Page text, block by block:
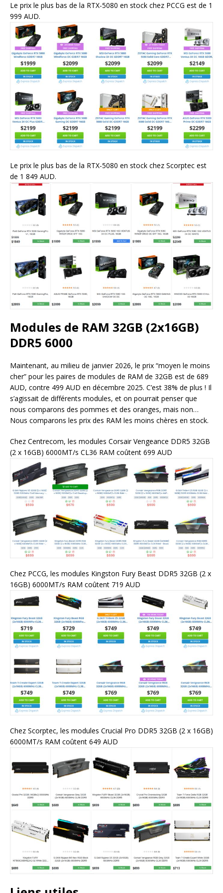
Le prix le plus bas de la RTX-5080 en stock chez PCCG est de 1
999 AUD.
Le prix le plus bas de la RTX-5080 en stock chez Scorptec est
de 1 849 AUD.
Modules de RAM 32GB (2x16GB)
DDR5 6000
Maintenant, au milieu de janvier 2026, le prix “moyen le moins
cher” pour les paires de modules de RAM de 32GB est de 689
AUD, contre 499 AUD en décembre 2025. C’est 38% de plus ! Il
s’agissait de différents modules, et on pourrait penser que
nous comparons des pommes et des oranges, mais non…
Nous comparons les prix des RAM les moins chères en stock.
Chez Centrecom, les modules Corsair Vengeance DDR5 32GB
(2 x 16GB) 6000MT/s CL36 RAM coûtent 699 AUD
Chez PCCG, les modules Kingston Fury Beast DDR5 32GB (2 x
16GB) 6000MT/s RAM coûtent 719 AUD
Chez Scorptec, les modules Crucial Pro DDR5 32GB (2 x 16GB)
6000MT/s RAM coûtent 649 AUD